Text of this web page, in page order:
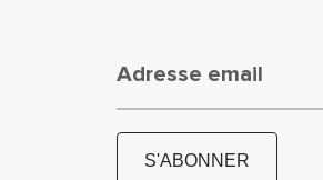
Adresse email
S'ABONNER